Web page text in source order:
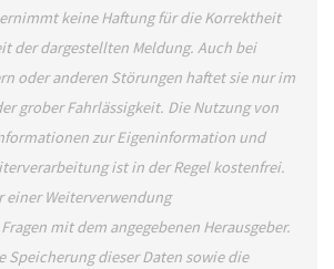
keine Haftung für die Korrektheit
der dargestellten Meldung. Auch bei
oder anderen Störungen haftet sie nur im
grober Fahrlässigkeit. Die Nutzung von
zur Eigeninformation und
ist in der Regel kostenfrei.
einer Weiterverwendung
mit dem angegebenen Herausgeber.
Speicherung dieser Daten sowie die